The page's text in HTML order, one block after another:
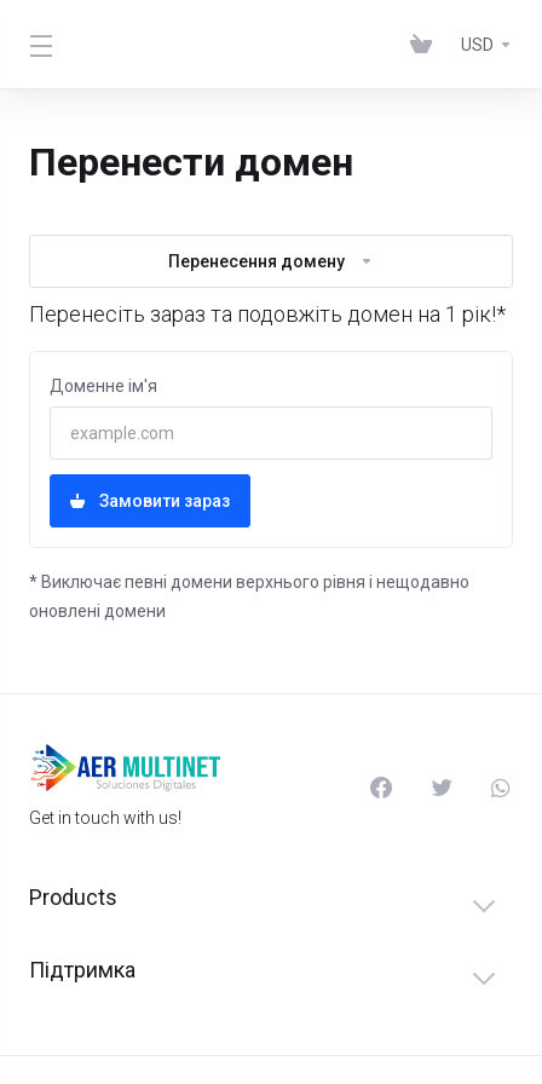
USD
Перенести домен
Перенесення домену
Перенесіть зараз та подовжіть домен на 1 рік!*
Доменне ім'я
Замовити зараз
* Виключає певні домени верхнього рівня і нещодавно
оновлені домени
Get in touch with us!
Products
Підтримка